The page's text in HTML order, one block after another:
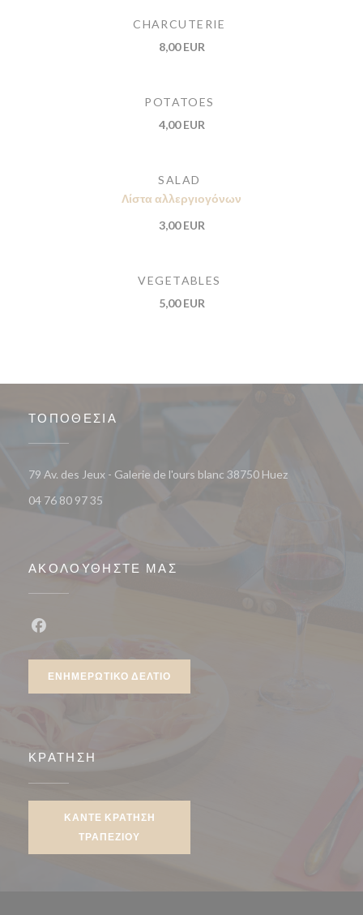
CHARCUTERIE
8,00 EUR
POTATOES
4,00 EUR
SALAD
Λίστα αλλεργιογόνων
3,00 EUR
VEGETABLES
5,00 EUR
ΤΟΠΟΘΕΣΊΑ
79 Av. des Jeux - Galerie de l'ours blanc 38750 Huez((ανοίγει σε
04 76 80 97 35
ΑΚΟΛΟΥΘΉΣΤΕ ΜΑΣ
ΕΝΗΜΕΡΩΤΙΚΌ ΔΕΛΤΊΟ
ΚΡΆΤΗΣΗ
ΚΆΝΤΕ ΚΡΆΤΗΣΗ
ΤΡΑΠΕΖΙΟΎ